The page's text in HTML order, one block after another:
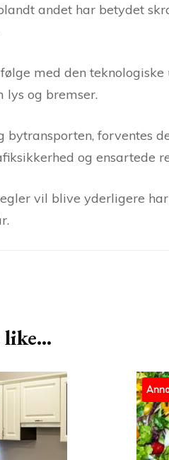
andet har betydet
med den
og bremser.
forventes
og ensartede
vil blive yderligere
like...